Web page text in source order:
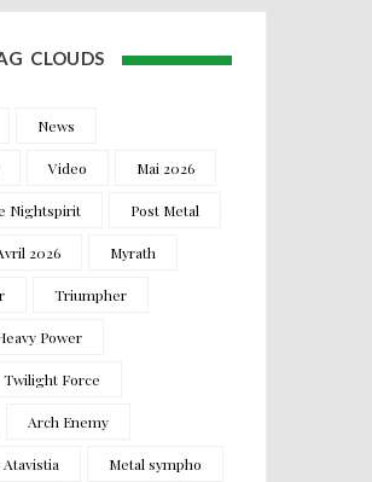
CLOUDS
News
Video Mai 2026
Nightspirit Post Metal
2026 Myrath
Triumpher
Power
Twilight Force
Arch Enemy
Atavistia Metal sympho